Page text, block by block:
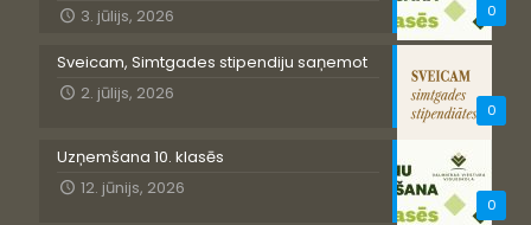
0
3. jūlijs, 2026
0
Sveicam, Simtgades stipendiju saņemot
2. jūlijs, 2026
0
Uzņemšana 10. klasēs
12. jūnijs, 2026